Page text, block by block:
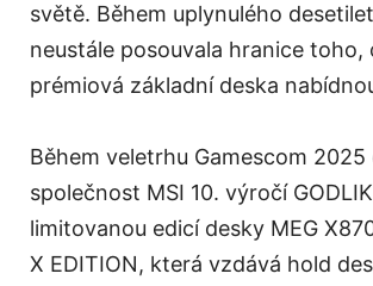
světě. Během uplynulého
neustále posouvala hranice toho,
prémiová základní deska
Během veletrhu Gamescom 2025
společnost MSI 10. výročí
limitovanou edicí desky MEG
X EDITION, která vzdává hold